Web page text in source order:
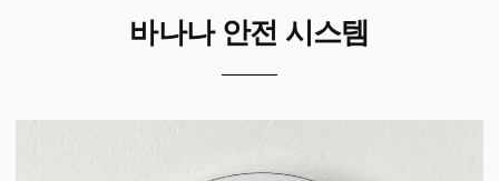
바나나 안전 시스템